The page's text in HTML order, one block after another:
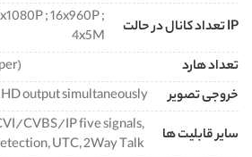
IP تعداد کانال در حالت
; 16x960P ;
4x5M
تعداد هارد
خروجی تصویر
output simultaneously
سایر قابلیت ها
CVBS/IP five signals,
UTC, 2Way Talk